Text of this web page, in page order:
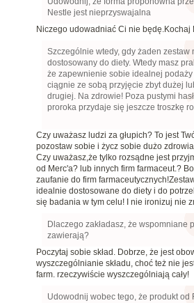
Nestle jest nieprzyswajalna
Niczego udowadniać Ci nie będę.Kochaj
Szczególnie wtedy, gdy żaden zestaw
dostosowany do diety. Wtedy masz
że zapewnienie sobie idealnej
ciągnie ze sobą przyjęcie zbyt dużej
drugiej. Na zdrowie! Poza pustymi
proroka przydaje się jeszcze troszkę
Czy uważasz ludzi za głupich? To jest
pozostaw sobie i życz sobie dużo
Czy uważasz,że tylko rozsądne jest
od Merc'a? lub innych firm farmaceut.?
zaufanie do firm
idealnie dostosowane do diety i do
się badania w tym celu! I nie ironizuj nie
Dlaczego zakładasz, że wspomniane
zawierają?
Poczytaj sobie skład. Dobrze, że jest
wyszczególnianie składu, choć też nie
farm. rzeczywiście wyszczególniają cały!
Udowodnij wobec tego, że produkt od